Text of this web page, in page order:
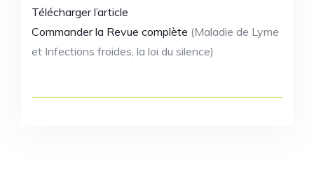
Télécharger l’article
Commander la Revue complète (Maladie de Lyme
et Infections froides, la loi du silence)